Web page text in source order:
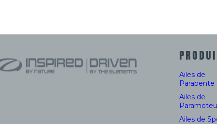
Ailes de
Parapente
Ailes de
Ailes de